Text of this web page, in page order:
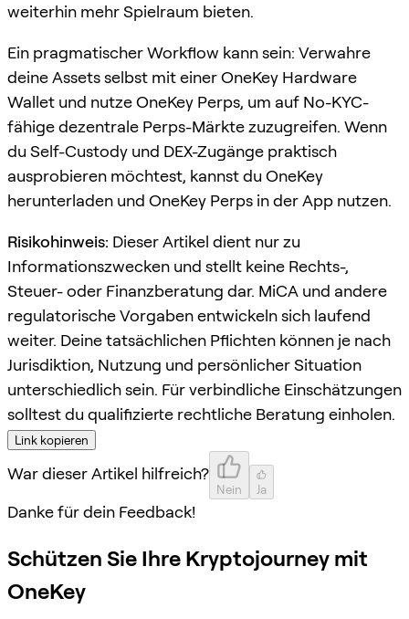
weiterhin mehr Spielraum bieten.
Ein pragmatischer Workflow kann sein: Verwahre
deine Assets selbst mit einer OneKey Hardware
Wallet und nutze OneKey Perps, um auf No-KYC-
fähige dezentrale Perps-Märkte zuzugreifen. Wenn
du Self-Custody und DEX-Zugänge praktisch
ausprobieren möchtest, kannst du OneKey
herunterladen und OneKey Perps in der App nutzen.
Risikohinweis: Dieser Artikel dient nur zu
Informationszwecken und stellt keine Rechts-,
Steuer- oder Finanzberatung dar. MiCA und andere
regulatorische Vorgaben entwickeln sich laufend
weiter. Deine tatsächlichen Pflichten können je nach
Jurisdiktion, Nutzung und persönlicher Situation
unterschiedlich sein. Für verbindliche Einschätzungen
solltest du qualifizierte rechtliche Beratung einholen.
Link kopieren
War dieser Artikel hilfreich?
Nein Ja
Danke für dein Feedback!
Schützen Sie Ihre Kryptojourney mit
OneKey